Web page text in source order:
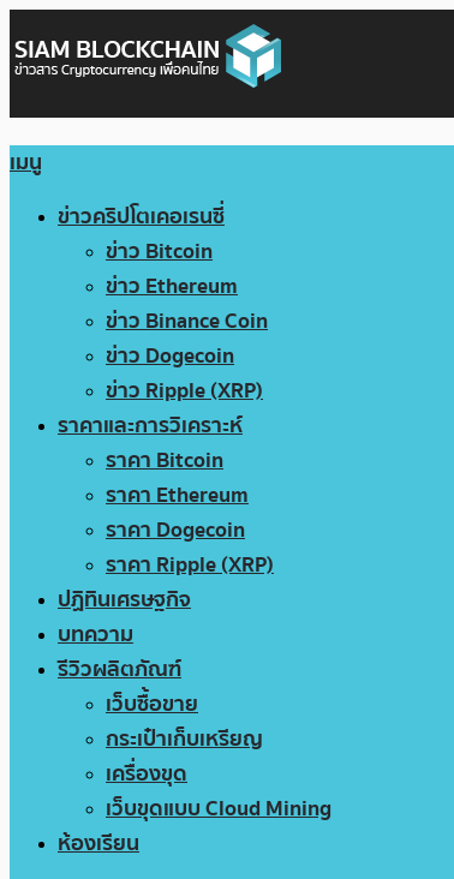
เมนู
ข่าวคริปโตเคอเรนซี่
ข่าว Bitcoin
ข่าว Ethereum
ข่าว Binance Coin
ข่าว Dogecoin
ข่าว Ripple (XRP)
ราคาและการวิเคราะห์
ราคา Bitcoin
ราคา Ethereum
ราคา Dogecoin
ราคา Ripple (XRP)
ปฏิทินเศรษฐกิจ
บทความ
รีวิวผลิตภัณฑ์
เว็บซื้อขาย
กระเป๋าเก็บเหรียญ
เครื่องขุด
เว็บขุดแบบ Cloud Mining
ห้องเรียน